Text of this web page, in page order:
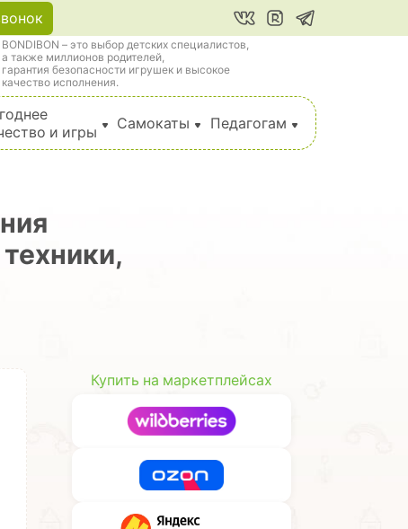
BONDIBON – это выбор детских специалистов,
а также миллионов родителей,
гарантия безопасности игрушек и высокое
качество исполнения.
и игры
Самокаты Педагогам
Купить на маркетплейсах